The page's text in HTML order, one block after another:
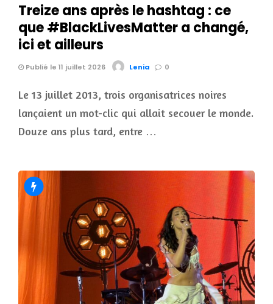
Treize ans après le hashtag : ce
que #BlackLivesMatter a changé,
ici et ailleurs
Publié le 11 juillet 2026 Lenia 0
Le 13 juillet 2013, trois organisatrices noires
lançaient un mot-clic qui allait secouer le monde.
Douze ans plus tard, entre …